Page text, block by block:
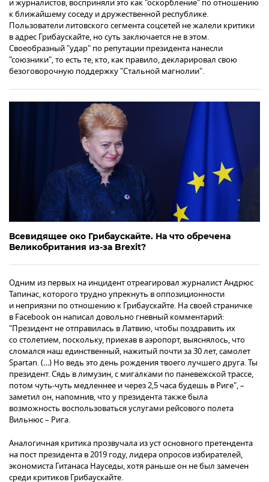
и журналистов, восприняли это как "оскорбление" по отношению
к ближайшему соседу и дружественной республике.
Пользователи литовского сегмента соцсетей не жалели критики
в адрес Грибаускайте, но суть заключается не в этом.
Своеобразный "удар" по репутации президента нанесли
"союзники", то есть те, кто, как правило, декларировал свою
безоговорочную поддержку "Стальной магнолии".
Всевидящее око Грибаускайте. На что обречена
Великобритания из-за Brexit?
Одним из первых на инцидент отреагировал журналист Андрюс
Тапинас, которого трудно упрекнуть в оппозиционности
и неприязни по отношению к Грибаускайте. На своей страничке
в Facebook он написал довольно гневный комментарий:
"Президент не отправилась в Латвию, чтобы поздравить их
со столетием, поскольку, приехав в аэропорт, выяснялось, что
сломался наш единственный, нажитый почти за 30 лет, самолет
Spartan. (…) Но ведь это день рождения твоего лучшего друга. Ты
президент. Сядь в лимузин, с мигалками по паневежской трассе,
потом чуть-чуть медленнее и через 2,5 часа будешь в Риге", –
заметил он, напомнив, что у президента также была
возможность воспользоваться услугами рейсового полета
Вильнюс – Рига.
Аналогичная критика прозвучала из уст основного претендента
на пост президента в 2019 году, лидера опросов избирателей,
экономиста Гитанаса Науседы, хотя раньше он не был замечен
среди критиков Грибаускайте.